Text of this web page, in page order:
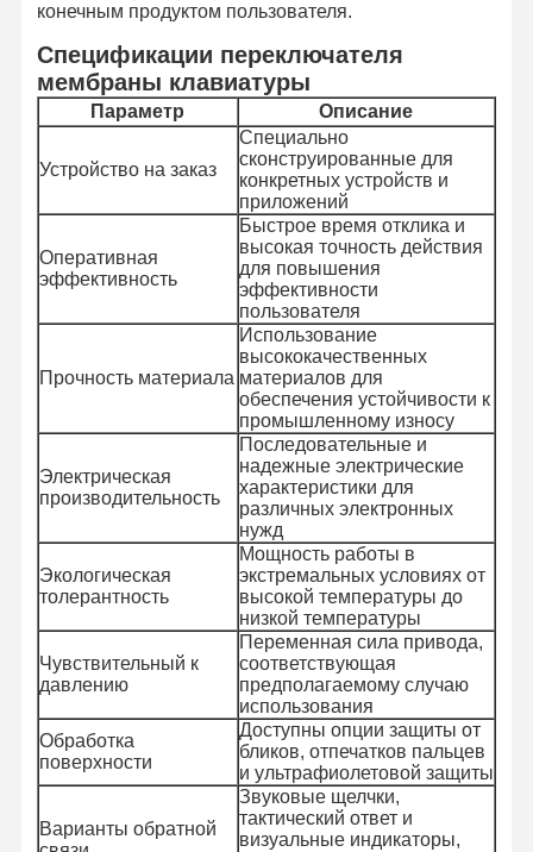
Домой Продукты Видеозаписи О Нас
конечным продуктом пользователя.
Спецификации переключателя
мембраны клавиатуры
Параметр Описание
Устройство на заказ
Специально
сконструированные для
конкретных устройств и
приложений
Оперативная
эффективность
Быстрое время отклика и
высокая точность действия
для повышения
эффективности
пользователя
Прочность материала
Использование
высококачественных
материалов для
обеспечения устойчивости к
промышленному износу
Электрическая
производительность
Последовательные и
надежные электрические
характеристики для
различных электронных
нужд
Экологическая
толерантность
Мощность работы в
экстремальных условиях от
высокой температуры до
низкой температуры
Чувствительный к
давлению
Переменная сила привода,
соответствующая
предполагаемому случаю
использования
Обработка
поверхности
Доступны опции защиты от
бликов, отпечатков пальцев
и ультрафиолетовой защиты
Варианты обратной
Звуковые щелчки,
тактический ответ и
визуальные индикаторы,